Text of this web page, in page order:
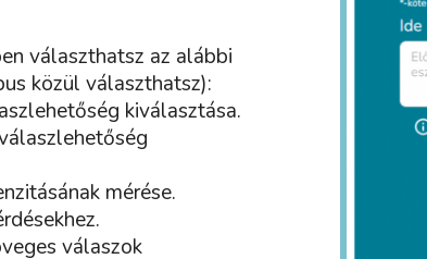
választhatsz az alábbi
közül választhatsz):
kiválasztása.
mérése.
válaszok